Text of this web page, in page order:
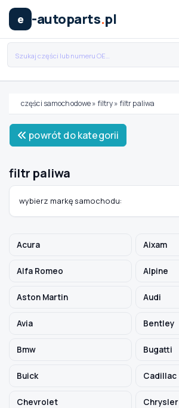
e -autoparts.pl
Wybierz swój pojazd
MODEL
TYP / SILNIK
części samochodowe» filtry» filtr paliwa
powrót do kategorii
filtr paliwa
wybierz markę samochodu:
Acura Aixam
Alfa Romeo Alpine
Aston Martin Audi
Avia Bentley
Bmw Bugatti
Buick Cadillac
Chevrolet Chrysler